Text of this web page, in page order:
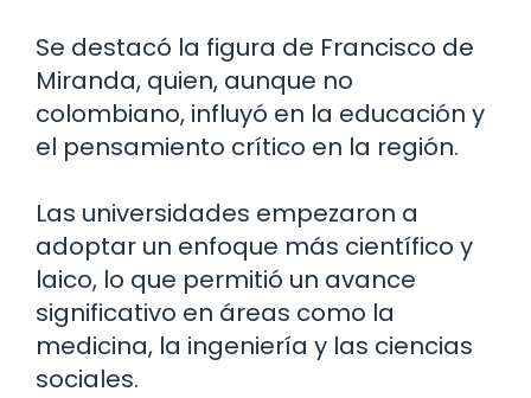
Se destacó la figura de Francisco de
Miranda, quien, aunque no
colombiano, influyó en la educación y
el pensamiento crítico en la región.
Las universidades empezaron a
adoptar un enfoque más científico y
laico, lo que permitió un avance
significativo en áreas como la
medicina, la ingeniería y las ciencias
sociales.